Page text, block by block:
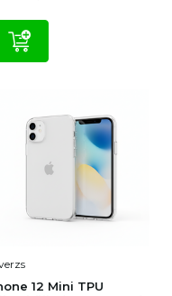
12 Mini TPU